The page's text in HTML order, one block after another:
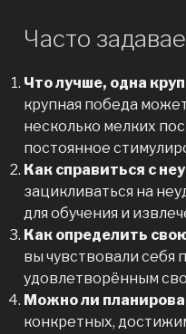
Часто
Что лучше, одна
крупная победа
несколько мелких
постоянное
Как справиться с
зацикливаться на
для обучения и
Как определить
вы чувствовали себя
удовлетворённым
Можно ли
конкретных,